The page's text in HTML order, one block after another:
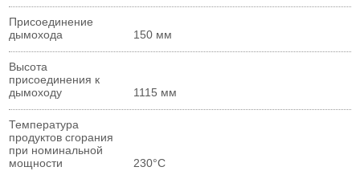
Присоединение
дымохода
150 мм
Высота
присоединения к
дымоходу
1115 мм
Температура
продуктов сгорания
при номинальной
мощности
230°С